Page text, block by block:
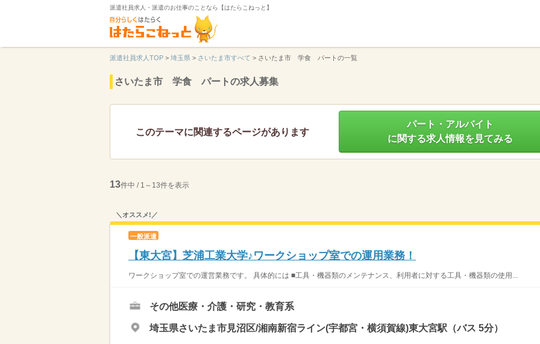
派遣社員求人・派遣のお仕事のことなら【はたらこねっと】
派遣社員求人TOP > 埼玉県 > さいたま市すべて > さいたま市 学食 パートの一覧
さいたま市 学食 パートの求人募集
このテーマに関連するページがあります
パート・アルバイト
に関する求人情報を見てみる
13件中 / 1～13件を表示
＼オススメ!／
一般派遣
【東大宮】芝浦工業大学♪ワークショップ室での運用業務！
ワークショップ室での運営業務です。 具体的には ■工具・機器類のメンテナンス、利用者に対する工具・機器類の使用...
その他医療・介護・研究・教育系
埼玉県さいたま市見沼区/湘南新宿ライン(宇都宮・横須賀線)東大宮駅（バス 5分）